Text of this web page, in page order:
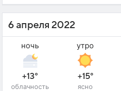
6 апреля 2022
ночь
+13°
облачность
утро
+15°
ясно